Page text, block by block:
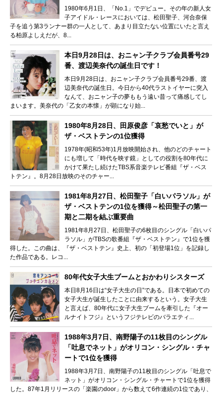
1980年6月1日、「No.1」でデビュー。その年の新人女
子アイドル・レースにおいては、松田聖子、河合奈保
子を追う第3ランナー群の一人として、あまり目立たない位置にいたと言え
る柏原よしえだが、8...
本日9月28日は、おニャン子クラブ会員番号29
番、渡辺美奈代の誕生日です！
本日9月28日は、おニャン子クラブ会員番号29番、渡
辺美奈代の誕生日。今日から40代ラストイヤーに突入
なんて、おニャン子の夢ももう遠い昔って痛感してし
まいます。美奈代の「乙女の本懐」が顕になり始...
1980年8月28日、田原俊彦「哀愁でいと」が
ザ・ベストテンの1位獲得
1978年(昭和53年)1月放映開始され、他のどのチャート
にも増して「時代を映す鏡」としての役割を80年代に
かけて果たし続けたTBS系音楽テレビ番組『ザ・ベス
トテン』。8月28日放映のそのチャー...
1981年8月27日、松田聖子「白いパラソル」が
ザ・ベストテンの1位を獲得～松田聖子の第一
期と二期を結ぶ重要曲
1981年8月27日、松田聖子の6枚目のシングル「白いパ
ラソル」がTBSの歌番組『ザ・ベストテン』で1位を獲
得した。この曲は、『ザ・ベストテン』史上、初の「初登場1位」を記録し
た作品である。レコ...
80年代女子大生ブームとおかわりシスターズ
本日8月16日は“女子大生の日”である。日本で初めての
女子大生が誕生したことに由来するという。女子大生
と言えば、80年代に女子大生ブームを牽引した『オー
ルナイトフジ』というフジテレビのバラエティ...
1988年3月7日、南野陽子の11枚目のシングル
「吐息でネット」がオリコン・シングル・チャ
ートで1位を獲得
1988年3月7日、南野陽子の11枚目のシングル「吐息で
ネット」がオリコン・シングル・チャートで1位を獲得
した。87年1月リリースの「楽園のdoor」から数えて6作連続の1位であり、